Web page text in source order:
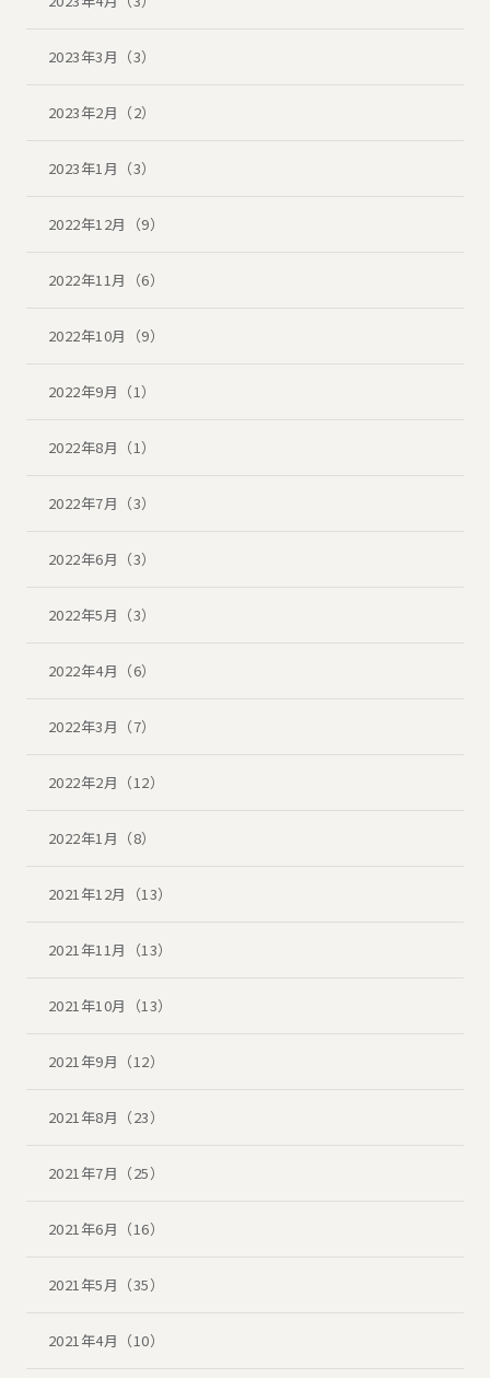
2023年3月（3）
2023年2月（2）
2023年1月（3）
2022年12月（9）
2022年11月（6）
2022年10月（9）
2022年9月（1）
2022年8月（1）
2022年7月（3）
2022年6月（3）
2022年5月（3）
2022年4月（6）
2022年3月（7）
2022年2月（12）
2022年1月（8）
2021年12月（13）
2021年11月（13）
2021年10月（13）
2021年9月（12）
2021年8月（23）
2021年7月（25）
2021年6月（16）
2021年5月（35）
2021年4月（10）